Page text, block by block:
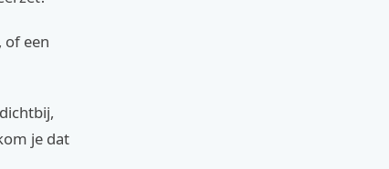
of een
je dat